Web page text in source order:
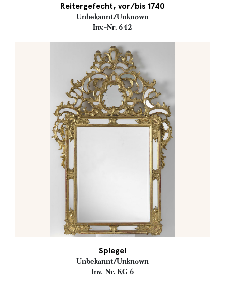
Reitergefecht, vor/bis 1740
Unbekannt/Unknown
Inv.-Nr. 642
Spiegel
Unbekannt/Unknown
Inv.-Nr. KG 6